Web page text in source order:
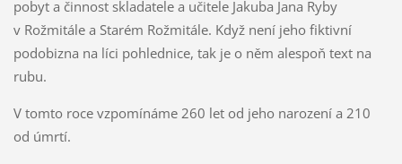
pobyt a činnost skladatele a učitele Jakuba Jana Ryby
v Rožmitále a Starém Rožmitále. Když není jeho fiktivní
podobizna na líci pohlednice, tak je o něm alespoň text na
rubu.
V tomto roce vzpomínáme 260 let od jeho narození a 210
od úmrtí.